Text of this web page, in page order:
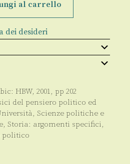
al carrello
dei desideri
HBW, 2001, pp 202
del pensiero politico ed
, Scienze politiche e
, Storia: argomenti specifici,
politico